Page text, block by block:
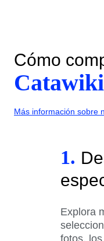
Cómo
Catawiki
Más información sobre
1.
Explora
fotos,